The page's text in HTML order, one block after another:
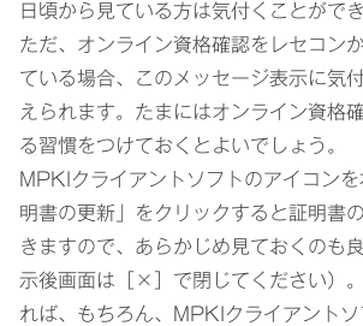
日頃から見ている方は気付くことがで
ただ、オンライン資格確認をレセコン
ている場合、このメッセージ表示に気
えられます。たまにはオンライン資格
る習慣をつけておくとよいでしょう。
MPKIクライアントソフトのアイコン
明書の更新」をクリックすると証明書
きますので、あらかじめ見ておくのも
示後画面は［×］で閉じてください）
れば、もちろん、MPKIクライアント